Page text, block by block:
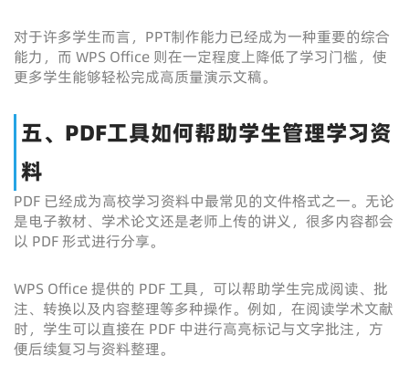
对于许多学生而言，PPT制作能力已经成为一种重要的综合
能力，而 WPS Office 则在一定程度上降低了学习门槛，使
更多学生能够轻松完成高质量演示文稿。
五、PDF工具如何帮助学生管理学习资
料
PDF 已经成为高校学习资料中最常见的文件格式之一。无论
是电子教材、学术论文还是老师上传的讲义，很多内容都会
以 PDF 形式进行分享。
WPS Office 提供的 PDF 工具，可以帮助学生完成阅读、批
注、转换以及内容整理等多种操作。例如，在阅读学术文献
时，学生可以直接在 PDF 中进行高亮标记与文字批注，方
便后续复习与资料整理。